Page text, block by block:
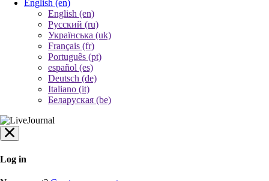
English (en)
English (en)
Русский (ru)
Українська (uk)
Français (fr)
Português (pt)
español (es)
Deutsch (de)
Italiano (it)
Беларуская (be)
Log in